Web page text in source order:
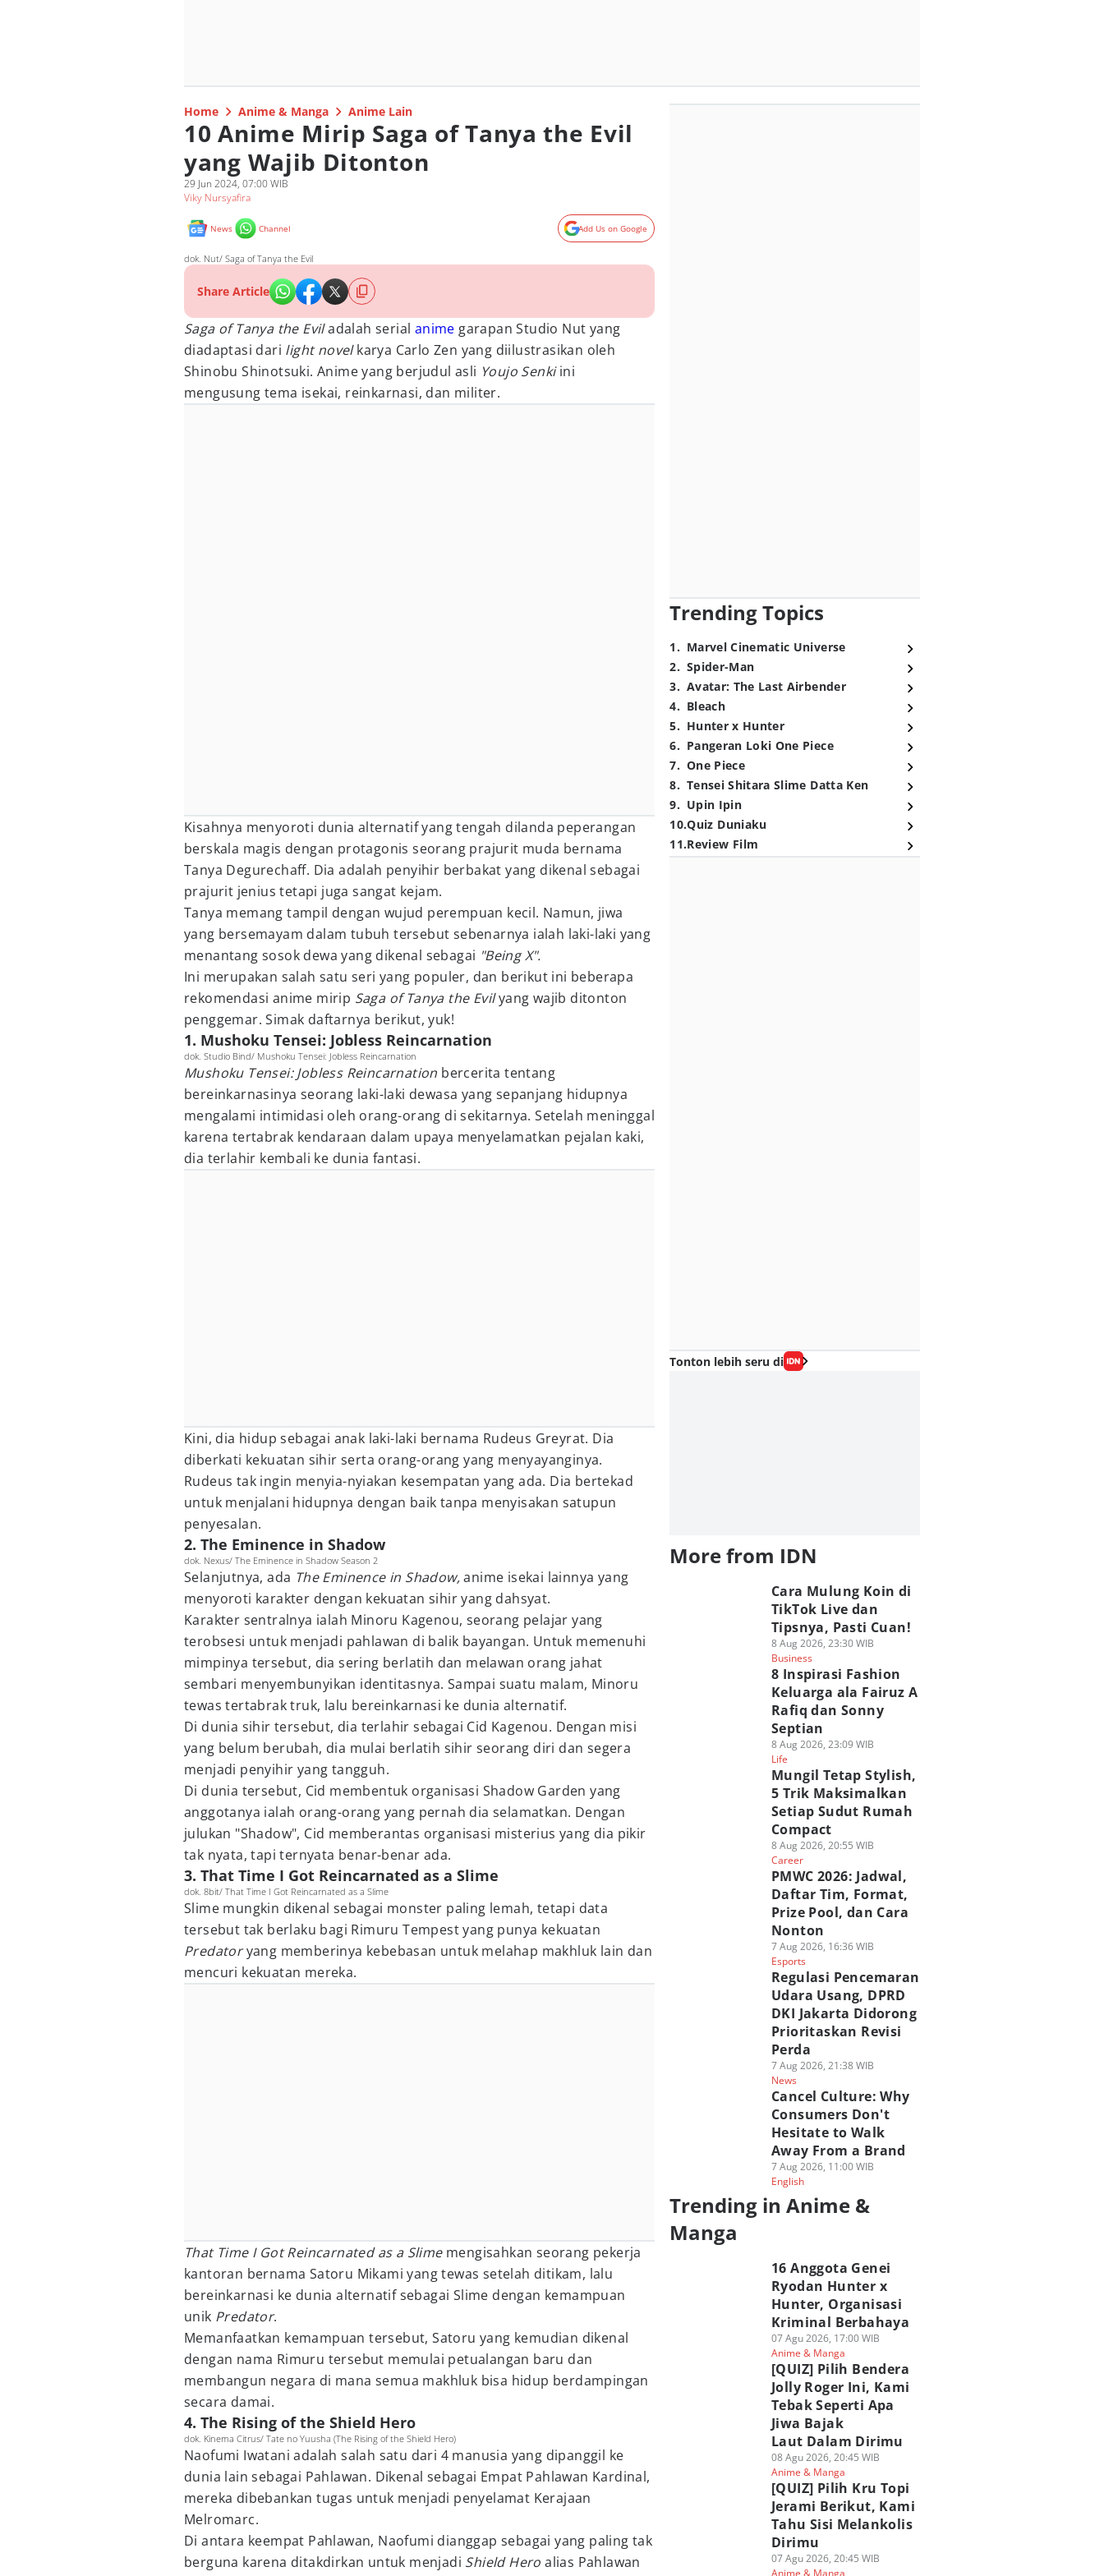
Home Anime & Manga Anime Lain
10 Anime Mirip Saga of Tanya the Evil
yang Wajib Ditonton
29 Jun 2024, 07:00 WIB
Viky Nursyafira
News Channel Add Us on Google
dok. Nut/ Saga of Tanya the Evil
Share Article
Saga of Tanya the Eviladalah serial anime garapan Studio Nut yang
diadaptasi dari light novelkarya Carlo Zen yang diilustrasikan oleh
Shinobu Shinotsuki. Anime yang berjudul asli Youjo Senkiini
mengusung tema isekai, reinkarnasi, dan militer.
Kisahnya menyoroti dunia alternatif yang tengah dilanda peperangan
berskala magis dengan protagonis seorang prajurit muda bernama
Tanya Degurechaff. Dia adalah penyihir berbakat yang dikenal sebagai
prajurit jenius tetapi juga sangat kejam.
Tanya memang tampil dengan wujud perempuan kecil. Namun, jiwa
yang bersemayam dalam tubuh tersebut sebenarnya ialah laki-laki yang
menantang sosok dewa yang dikenal sebagai "Being X".
Ini merupakan salah satu seri yang populer, dan berikut ini beberapa
rekomendasi anime mirip Saga of Tanya the Evilyang wajib ditonton
penggemar. Simak daftarnya berikut, yuk!
1. Mushoku Tensei: Jobless Reincarnation
dok. Studio Bind/ Mushoku Tensei: Jobless Reincarnation
Mushoku Tensei: Jobless Reincarnation bercerita tentang
bereinkarnasinya seorang laki-laki dewasa yang sepanjang hidupnya
mengalami intimidasi oleh orang-orang di sekitarnya. Setelah meninggal
karena tertabrak kendaraan dalam upaya menyelamatkan pejalan kaki,
dia terlahir kembali ke dunia fantasi.
Kini, dia hidup sebagai anak laki-laki bernama Rudeus Greyrat. Dia
diberkati kekuatan sihir serta orang-orang yang menyayanginya.
Rudeus tak ingin menyia-nyiakan kesempatan yang ada. Dia bertekad
untuk menjalani hidupnya dengan baik tanpa menyisakan satupun
penyesalan.
2. The Eminence in Shadow
dok. Nexus/ The Eminence in Shadow Season 2
Selanjutnya, ada The Eminence in Shadow,anime isekai lainnya yang
menyoroti karakter dengan kekuatan sihir yang dahsyat.
Karakter sentralnya ialah Minoru Kagenou, seorang pelajar yang
terobsesi untuk menjadi pahlawan di balik bayangan. Untuk memenuhi
mimpinya tersebut, dia sering berlatih dan melawan orang jahat
sembari menyembunyikan identitasnya. Sampai suatu malam, Minoru
tewas tertabrak truk, lalu bereinkarnasi ke dunia alternatif.
Di dunia sihir tersebut, dia terlahir sebagai Cid Kagenou. Dengan misi
yang belum berubah, dia mulai berlatih sihir seorang diri dan segera
menjadi penyihir yang tangguh.
Di dunia tersebut, Cid membentuk organisasi Shadow Garden yang
anggotanya ialah orang-orang yang pernah dia selamatkan. Dengan
julukan "Shadow", Cid memberantas organisasi misterius yang dia pikir
tak nyata, tapi ternyata benar-benar ada.
3. That Time I Got Reincarnated as a Slime
dok. 8bit/ That Time I Got Reincarnated as a Slime
Slime mungkin dikenal sebagai monster paling lemah, tetapi data
tersebut tak berlaku bagi Rimuru Tempest yang punya kekuatan
Predatoryang memberinya kebebasan untuk melahap makhluk lain dan
mencuri kekuatan mereka.
That Time I Got Reincarnated as a Slime mengisahkan seorang pekerja
kantoran bernama Satoru Mikami yang tewas setelah ditikam, lalu
bereinkarnasi ke dunia alternatif sebagai Slime dengan kemampuan
unik Predator.
Memanfaatkan kemampuan tersebut, Satoru yang kemudian dikenal
dengan nama Rimuru tersebut memulai petualangan baru dan
membangun negara di mana semua makhluk bisa hidup berdampingan
secara damai.
4. The Rising of the Shield Hero
dok. Kinema Citrus/ Tate no Yuusha (The Rising of the Shield Hero)
Naofumi Iwatani adalah salah satu dari 4 manusia yang dipanggil ke
dunia lain sebagai Pahlawan. Dikenal sebagai Empat Pahlawan Kardinal,
mereka dibebankan tugas untuk menjadi penyelamat Kerajaan
Melromarc.
Di antara keempat Pahlawan, Naofumi dianggap sebagai yang paling tak
berguna karena ditakdirkan untuk menjadi Shield Heroalias Pahlawan
Trending Topics
1. Marvel Cinematic Universe
2. Spider-Man
3. Avatar: The Last Airbender
4. Bleach
5. Hunter x Hunter
6. Pangeran Loki One Piece
7. One Piece
8. Tensei Shitara Slime Datta Ken
9. Upin Ipin
10.Quiz Duniaku
11.Review Film
Tonton lebih seru di
More from IDN
Cara Mulung Koin di
TikTok Live dan
Tipsnya, Pasti Cuan!
8 Aug 2026, 23:30 WIB
Business
8 Inspirasi Fashion
Keluarga ala Fairuz A
Rafiq dan Sonny
Septian
8 Aug 2026, 23:09 WIB
Life
Mungil Tetap Stylish,
5 Trik Maksimalkan
Setiap Sudut Rumah
Compact
8 Aug 2026, 20:55 WIB
Career
PMWC 2026: Jadwal,
Daftar Tim, Format,
Prize Pool, dan Cara
Nonton
7 Aug 2026, 16:36 WIB
Esports
Regulasi Pencemaran
Udara Usang, DPRD
DKI Jakarta Didorong
Prioritaskan Revisi
Perda
7 Aug 2026, 21:38 WIB
News
Cancel Culture: Why
Consumers Don't
Hesitate to Walk
Away From a Brand
7 Aug 2026, 11:00 WIB
English
Trending in Anime &
Manga
16 Anggota Genei
Ryodan Hunter x
Hunter, Organisasi
Kriminal Berbahaya
07 Agu 2026, 17:00 WIB
Anime & Manga
[QUIZ] Pilih Bendera
Jolly Roger Ini, Kami
Tebak Seperti Apa
Jiwa Bajak
Laut Dalam Dirimu
08 Agu 2026, 20:45 WIB
Anime & Manga
[QUIZ] Pilih Kru Topi
Jerami Berikut, Kami
Tahu Sisi Melankolis
Dirimu
07 Agu 2026, 20:45 WIB
Anime & Manga